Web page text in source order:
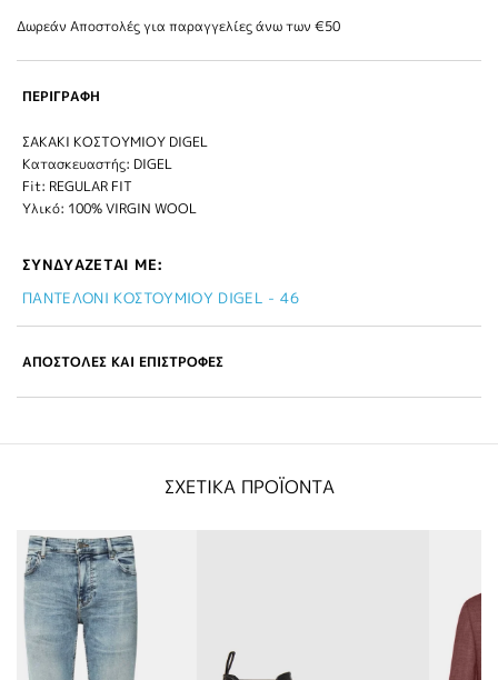
Δωρεάν Αποστολές για παραγγελίες άνω των €50
ΠΕΡΙΓΡΑΦΗ
ΣΑΚΑΚΙ ΚΟΣΤΟΥΜΙΟΥ DIGEL
Κατασκευαστής: DIGEL
Fit: REGULAR FIT
Υλικό: 100% VIRGIN WOOL
ΣΥΝΔΥΑΖΕΤΑΙ ΜΕ:
ΠΑΝΤΕΛΟΝΙ ΚΟΣΤΟΥΜΙΟΥ DIGEL - 46
ΑΠΟΣΤΟΛΕΣ ΚΑΙ ΕΠΙΣΤΡΟΦΕΣ
ΣΧΕΤΙΚΑ ΠΡΟΪΟΝΤΑ